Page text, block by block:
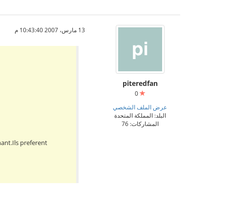
piteredfan
0
عرض الملف الشخصي
البلد: المملكة المتحدة
المشاركات: 76
13 مارس، 2007 10:43:40 م
preferent